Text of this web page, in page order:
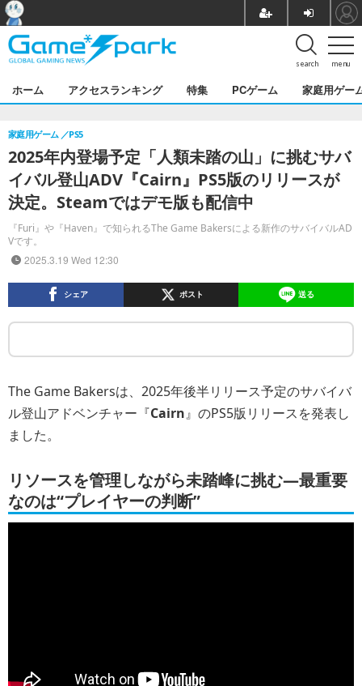
menu
search
ホーム アクセスランキング 特集 PCゲーム 家庭用ゲー
2025年内登場予定「人類未踏の山」に挑むサバ
イバル登山ADV『Cairn』PS5版のリリースが
決定。Steamではデモ版も配信中
『Furi』や『Haven』で知られるThe Game Bakersによる新作のサバイバルAD
Vです。
家庭用ゲーム PS5
2025.3.19 Wed 12:30
シェア ポスト 送る
The Game Bakersは、2025年後半リリース予定のサバイバ
ル登山アドベンチャー『Cairn』のPS5版リリースを発表し
ました。
リソースを管理しながら未踏峰に挑む―最重要
なのは“プレイヤーの判断”